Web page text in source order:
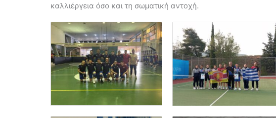
καλλιέργεια όσο και τη σωματική αντοχή.